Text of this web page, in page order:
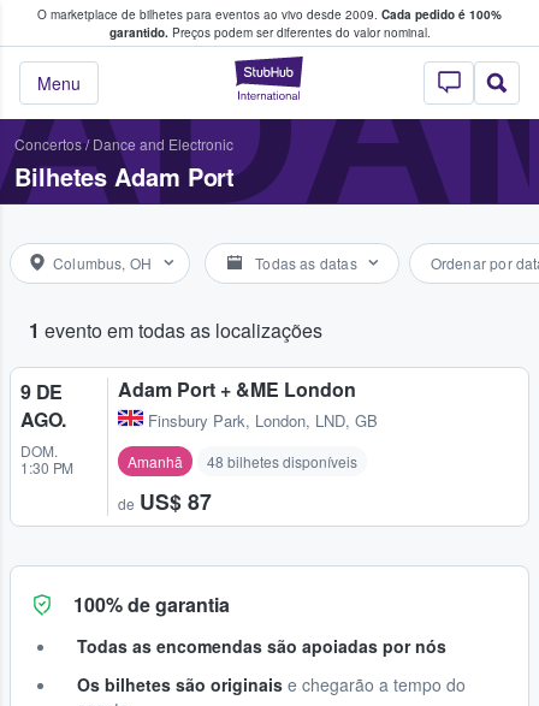
O marketplace de bilhetes para eventos ao vivo desde 2009. Cada pedido é 100%
garantido.Preços podem ser diferentes do valor nominal.
StubHub – onde
Menu
fãs compram e vendem bilhetes
Concertos/ Dance and Electronic
Bilhetes Adam Port
Columbus, OH Todas as datas Ordenar por
1 evento em todas as localizações
9 DE
AGO.
DOM.
1:30 PM
Adam Port + &ME London
Finsbury Park, London, LND, GB
Amanhã 48 bilhetes disponíveis
de US$ 87
100% de garantia
Todas as encomendas são apoiadas por nós
Os bilhetes são originais e chegarão a tempo do